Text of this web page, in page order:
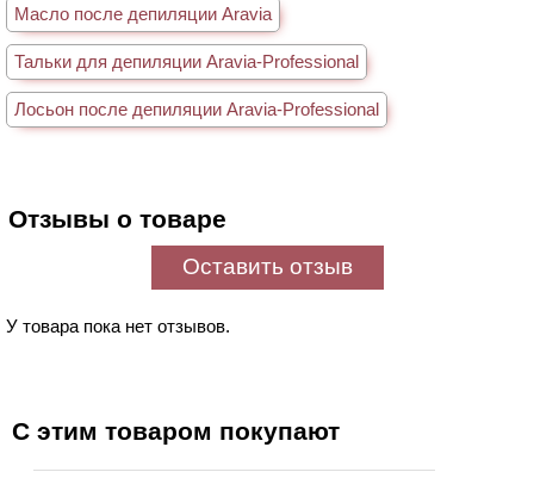
Масло после депиляции Aravia
Тальки для депиляции Aravia-Professional
Лосьон после депиляции Aravia-Professional
Отзывы о товаре
Оставить отзыв
У товара пока нет отзывов.
С этим товаром покупают